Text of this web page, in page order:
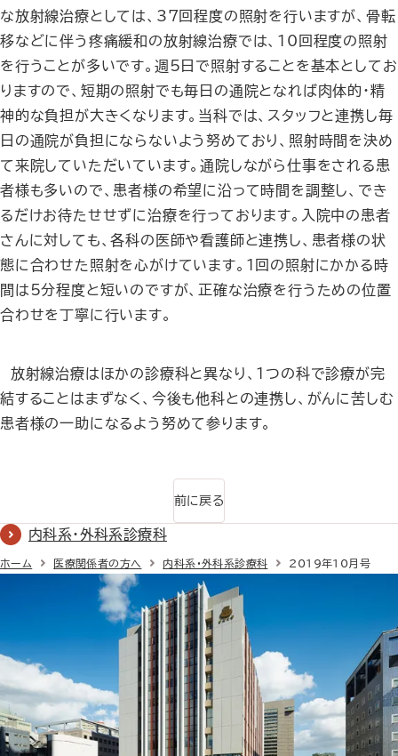
な放射線治療としては、37回程度の照射を行いますが、骨転
移などに伴う疼痛緩和の放射線治療では、10回程度の照射
を行うことが多いです。週5日で照射することを基本としてお
りますので、短期の照射でも毎日の通院となれば肉体的・精
神的な負担が大きくなります。当科では、スタッフと連携し毎
日の通院が負担にならないよう努めており、照射時間を決め
て来院していただいています。通院しながら仕事をされる患
者様も多いので、患者様の希望に沿って時間を調整し、でき
るだけお待たせせずに治療を行っております。入院中の患者
さんに対しても、各科の医師や看護師と連携し、患者様の状
態に合わせた照射を心がけています。1回の照射にかかる時
間は5分程度と短いのですが、正確な治療を行うための位置
合わせを丁寧に行います。
放射線治療はほかの診療科と異なり、1つの科で診療が完
結することはまずなく、今後も他科との連携し、がんに苦しむ
患者様の一助になるよう努めて参ります。
前に戻る
内科系・外科系診療科
ホーム 医療関係者の方へ 内科系・外科系診療科 2019年10月号